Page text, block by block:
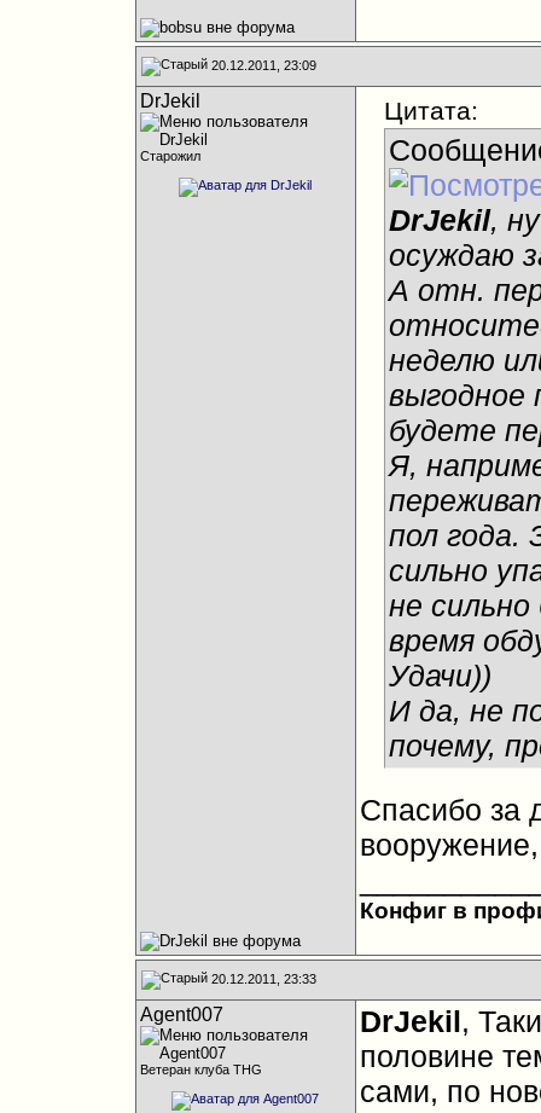
20.12.2011, 23:09
DrJekil
Старожил
Цитата:
DrJekil,
осуждаю
А отн.
неделю
выгодное
будете
Я,
пол года.
сильно
не
время
Удачи))
И да, не
почему,
Спасибо за
Конфиг в
20.12.2011, 23:33
Agent007
Ветеран клуба THG
DrJekil,
половине
сами, по